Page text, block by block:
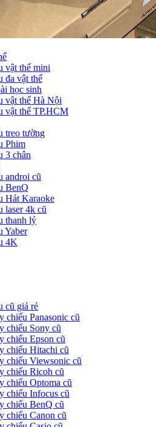
vật thể mini
đa vật thể
học sinh
vật thể Hà Nội
vật thể TP.HCM
treo tường
Phim
3 chân
androi cũ
BenQ
Hát Karaoke
laser 4k cũ
thanh lý
Yaber
4K
cũ giá rẻ
chiếu Panasonic cũ
chiếu Sony cũ
chiếu Epson cũ
chiếu Hitachi cũ
chiếu Viewsonic cũ
chiếu Ricoh cũ
chiếu Optoma cũ
chiếu Infocus cũ
chiếu BenQ cũ
chiếu Canon cũ